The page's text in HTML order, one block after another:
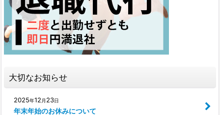
大切なお知らせ
2025年12 月 23日
年末年始のお休みについて